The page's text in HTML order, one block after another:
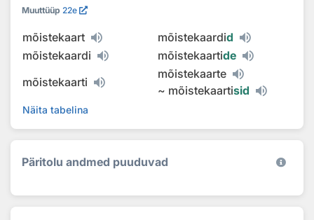
Muuttüüp 22e
mõistekaart mõistekaardid
mõistekaardi
mõistekaartide
mõistekaarti
mõistekaarte
~ mõistekaartisid
Näita tabelina
Päritolu andmed puuduvad